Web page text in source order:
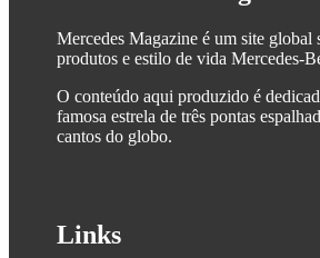
Mercedes Magazine é um site global
produtos e estilo de vida Mercedes-
O conteúdo aqui produzido é
famosa estrela de três pontas
cantos do globo.
Links